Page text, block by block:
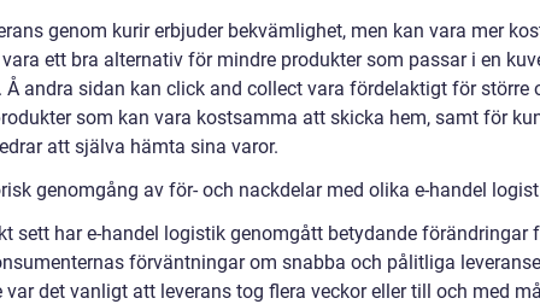
genom kurir erbjuder bekvämlighet, men kan vara mer
ett bra alternativ för mindre produkter som passar i en
Å andra sidan kan click and collect vara fördelaktigt för större
som kan vara kostsamma att skicka hem, samt för
att själva hämta sina varor.
genomgång av för- och nackdelar med olika e-handel
sett har e-handel logistik genomgått betydande förändringar
förväntningar om snabba och pålitliga
var det vanligt att leverans tog flera veckor eller till och med